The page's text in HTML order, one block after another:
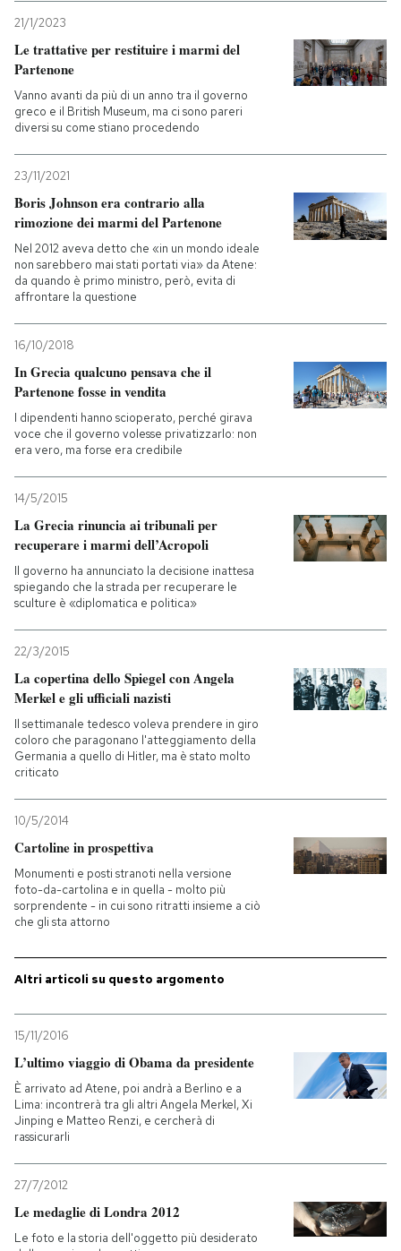
Entra
21/1/2023
Le trattative per restituire i marmi del
Partenone
Vanno avanti da più di un anno tra il governo
greco e il British Museum, ma ci sono pareri
diversi su come stiano procedendo
23/11/2021
Boris Johnson era contrario alla
rimozione dei marmi del Partenone
Nel 2012 aveva detto che «in un mondo ideale
non sarebbero mai stati portati via» da Atene:
da quando è primo ministro, però, evita di
affrontare la questione
16/10/2018
In Grecia qualcuno pensava che il
Partenone fosse in vendita
I dipendenti hanno scioperato, perché girava
voce che il governo volesse privatizzarlo: non
era vero, ma forse era credibile
14/5/2015
La Grecia rinuncia ai tribunali per
recuperare i marmi dell’Acropoli
Il governo ha annunciato la decisione inattesa
spiegando che la strada per recuperare le
sculture è «diplomatica e politica»
22/3/2015
La copertina dello Spiegel con Angela
Merkel e gli ufficiali nazisti
Il settimanale tedesco voleva prendere in giro
coloro che paragonano l'atteggiamento della
Germania a quello di Hitler, ma è stato molto
criticato
10/5/2014
Cartoline in prospettiva
Monumenti e posti stranoti nella versione
foto-da-cartolina e in quella - molto più
sorprendente - in cui sono ritratti insieme a ciò
che gli sta attorno
Altri articoli su questo argomento
15/11/2016
L’ultimo viaggio di Obama da presidente
È arrivato ad Atene, poi andrà a Berlino e a
Lima: incontrerà tra gli altri Angela Merkel, Xi
Jinping e Matteo Renzi, e cercherà di
rassicurarli
27/7/2012
Le medaglie di Londra 2012
Le foto e la storia dell'oggetto più desiderato